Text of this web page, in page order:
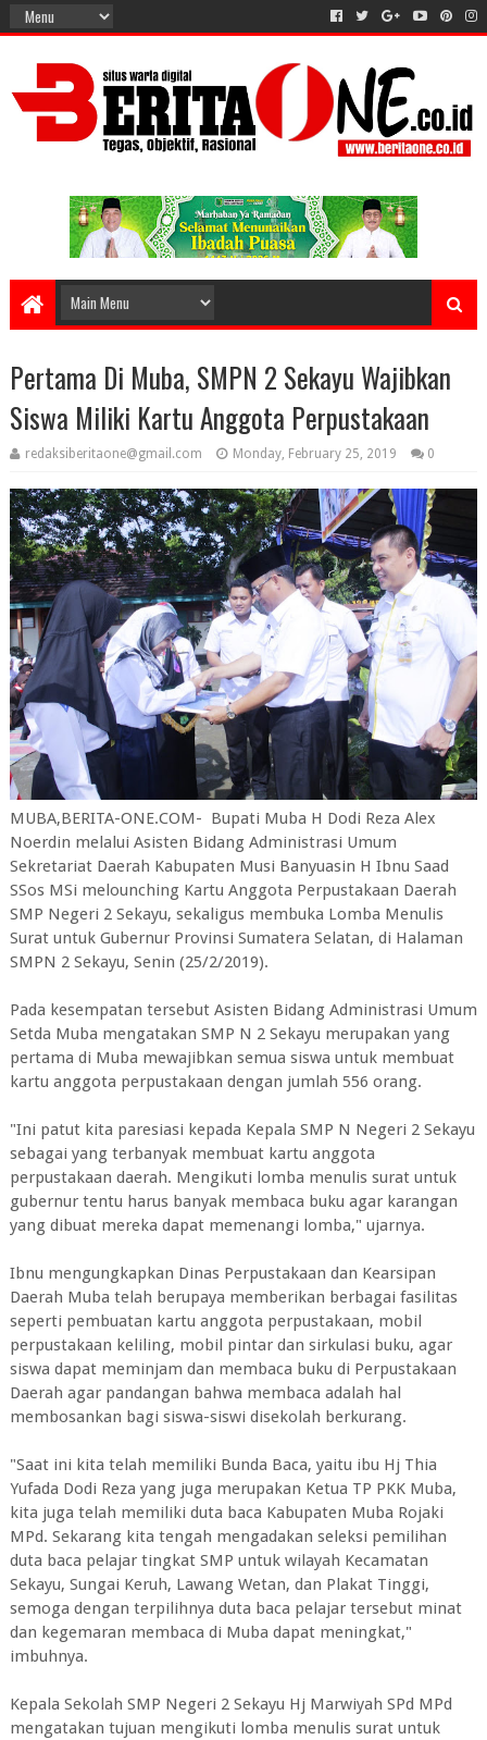
Pertama Di Muba, SMPN 2 Sekayu Wajibkan
Siswa Miliki Kartu Anggota Perpustakaan
redaksiberitaone@gmail.com Monday, February 25, 2019 0
MUBA,BERITA-ONE.COM- Bupati Muba H Dodi Reza Alex
Noerdin melalui Asisten Bidang Administrasi Umum
Sekretariat Daerah Kabupaten Musi Banyuasin H Ibnu Saad
SSos MSi melounching Kartu Anggota Perpustakaan Daerah
SMP Negeri 2 Sekayu, sekaligus membuka Lomba Menulis
Surat untuk Gubernur Provinsi Sumatera Selatan, di Halaman
SMPN 2 Sekayu, Senin (25/2/2019).
Pada kesempatan tersebut Asisten Bidang Administrasi Umum
Setda Muba mengatakan SMP N 2 Sekayu merupakan yang
pertama di Muba mewajibkan semua siswa untuk membuat
kartu anggota perpustakaan dengan jumlah 556 orang.
"Ini patut kita paresiasi kepada Kepala SMP N Negeri 2 Sekayu
sebagai yang terbanyak membuat kartu anggota
perpustakaan daerah. Mengikuti lomba menulis surat untuk
gubernur tentu harus banyak membaca buku agar karangan
yang dibuat mereka dapat memenangi lomba," ujarnya.
Ibnu mengungkapkan Dinas Perpustakaan dan Kearsipan
Daerah Muba telah berupaya memberikan berbagai fasilitas
seperti pembuatan kartu anggota perpustakaan, mobil
perpustakaan keliling, mobil pintar dan sirkulasi buku, agar
siswa dapat meminjam dan membaca buku di Perpustakaan
Daerah agar pandangan bahwa membaca adalah hal
membosankan bagi siswa-siswi disekolah berkurang.
"Saat ini kita telah memiliki Bunda Baca, yaitu ibu Hj Thia
Yufada Dodi Reza yang juga merupakan Ketua TP PKK Muba,
kita juga telah memiliki duta baca Kabupaten Muba Rojaki
MPd. Sekarang kita tengah mengadakan seleksi pemilihan
duta baca pelajar tingkat SMP untuk wilayah Kecamatan
Sekayu, Sungai Keruh, Lawang Wetan, dan Plakat Tinggi,
semoga dengan terpilihnya duta baca pelajar tersebut minat
dan kegemaran membaca di Muba dapat meningkat,"
imbuhnya.
Kepala Sekolah SMP Negeri 2 Sekayu Hj Marwiyah SPd MPd
mengatakan tujuan mengikuti lomba menulis surat untuk